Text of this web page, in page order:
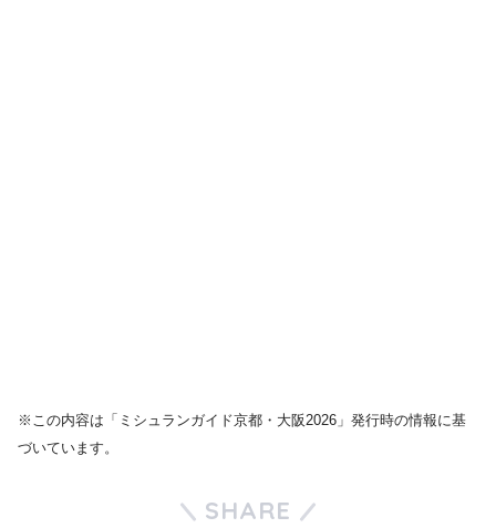
※この内容は「ミシュランガイド京都・大阪2026」発行時の情報に基
づいています。
SHARE